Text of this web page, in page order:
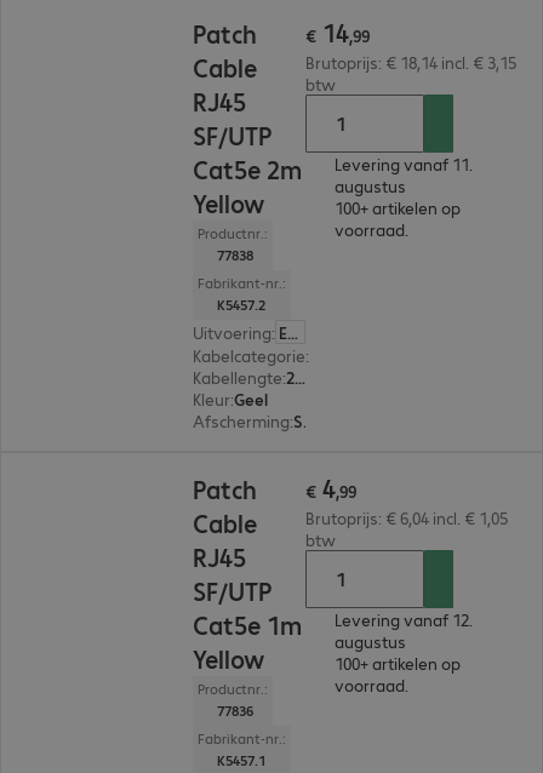
Patch
Cable
RJ45
SF/UTP
Cat5e 2m
Yellow
Productnr.:
77838
Fabrikant-nr.:
K5457.2
Uitvoering: Europa
Kabelcategorie:
Kabellengte: 2 m
Kleur:Geel
Afscherming: SF/UTP
€ 14,99
Brutoprijs: € 18,14 incl. € 3,15
btw
Levering vanaf 11.
augustus
100+ artikelen op
voorraad.
Patch
Cable
RJ45
SF/UTP
Cat5e 1m
Yellow
Productnr.:
77836
Fabrikant-nr.:
K5457.1
€ 4,99
Brutoprijs: € 6,04 incl. € 1,05
btw
Levering vanaf 12.
augustus
100+ artikelen op
voorraad.